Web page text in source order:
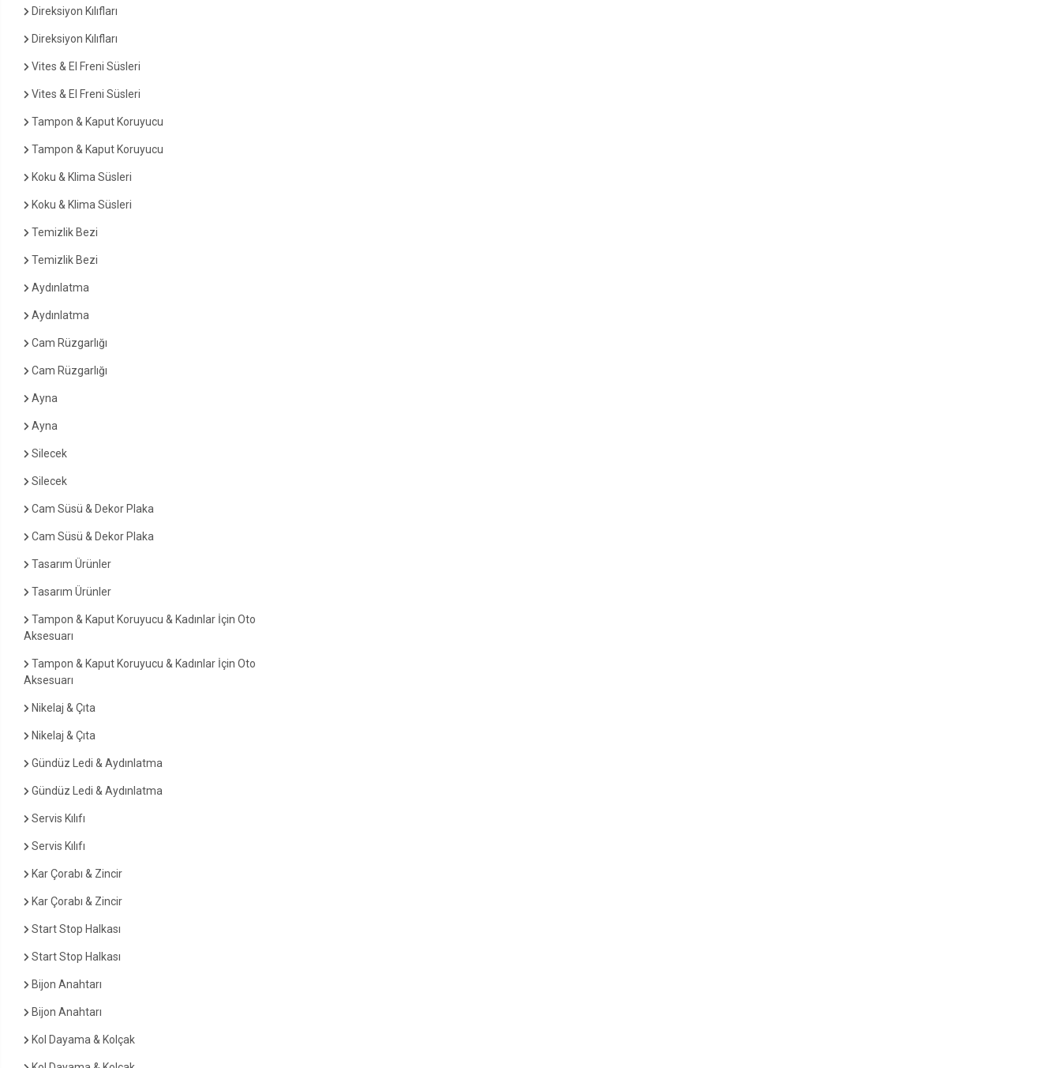
Direksiyon Kılıfları
Direksiyon Kılıfları
Vites & El Freni Süsleri
Vites & El Freni Süsleri
Tampon & Kaput Koruyucu
Tampon & Kaput Koruyucu
Koku & Klima Süsleri
Koku & Klima Süsleri
Temizlik Bezi
Temizlik Bezi
Aydınlatma
Aydınlatma
Cam Rüzgarlığı
Cam Rüzgarlığı
Ayna
Ayna
Silecek
Silecek
Cam Süsü & Dekor Plaka
Cam Süsü & Dekor Plaka
Tasarım Ürünler
Tasarım Ürünler
Tampon & Kaput Koruyucu & Kadınlar İçin Oto
Aksesuarı
Tampon & Kaput Koruyucu & Kadınlar İçin Oto
Aksesuarı
Nikelaj & Çıta
Nikelaj & Çıta
Gündüz Ledi & Aydınlatma
Gündüz Ledi & Aydınlatma
Servis Kılıfı
Servis Kılıfı
Kar Çorabı & Zincir
Kar Çorabı & Zincir
Start Stop Halkası
Start Stop Halkası
Bijon Anahtarı
Bijon Anahtarı
Kol Dayama & Kolçak